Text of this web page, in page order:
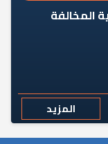
المخالفة
المزيد